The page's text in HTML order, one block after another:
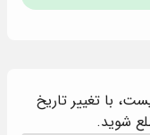
با تغییر تاریخ
شوید.